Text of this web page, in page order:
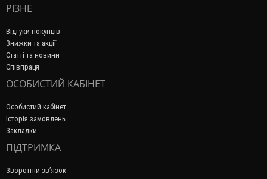
РІЗНЕ
Відгуки покупців
Знижки та акції
Статті та новини
Співпраця
ОСОБИСТИЙ КАБІНЕТ
Особистий кабінет
Історія замовлень
Закладки
ПІДТРИМКА
Зворотній зв’язок